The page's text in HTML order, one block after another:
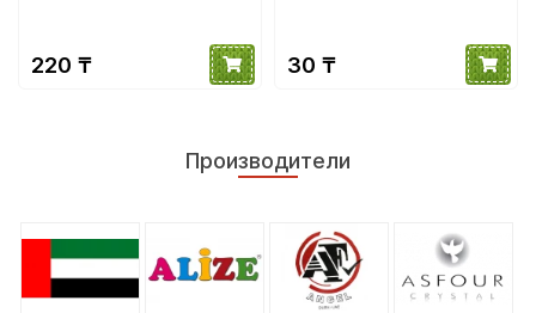
220 ₸ 30 ₸
Производители